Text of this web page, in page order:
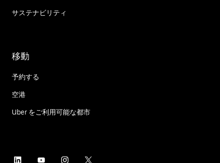
サステナビリティ
移動
予約する
空港
Uber をご利用可能な都市